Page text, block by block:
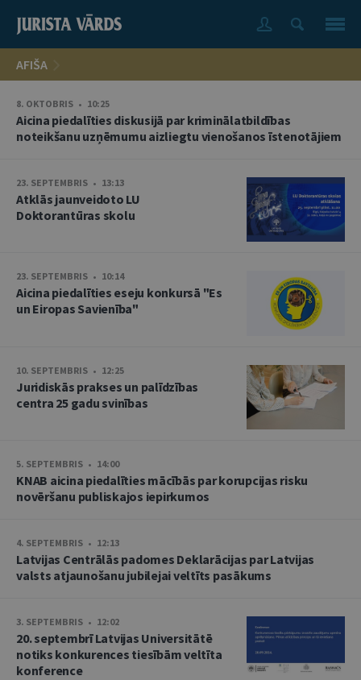
AFIŠA
8. OKTOBRIS • 10:25
Aicina piedalīties diskusijā par kriminālatbildības
noteikšanu uzņēmumu aizliegtu vienošanos īstenotājiem
23. SEPTEMBRIS • 13:13
Atklās jaunveidoto LU
Doktorantūras skolu
23. SEPTEMBRIS • 10:14
Aicina piedalīties eseju konkursā "Es
un Eiropas Savienība"
10. SEPTEMBRIS • 12:25
Juridiskās prakses un palīdzības
centra 25 gadu svinības
5. SEPTEMBRIS • 14:00
KNAB aicina piedalīties mācībās par korupcijas risku
novēršanu publiskajos iepirkumos
4. SEPTEMBRIS • 12:13
Latvijas Centrālās padomes Deklarācijas par Latvijas
valsts atjaunošanu jubilejai veltīts pasākums
3. SEPTEMBRIS • 12:02
20. septembrī Latvijas Universitātē
notiks konkurences tiesībām veltīta
konference